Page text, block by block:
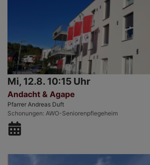
Mi, 12.8. 10:15 Uhr
Andacht & Agape
Pfarrer Andreas Duft
Schonungen AWO-Seniorenpflegeheim